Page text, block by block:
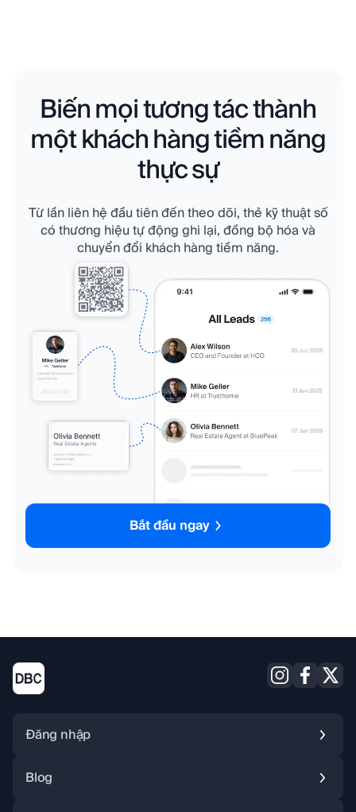
Biến mọi tương tác thành
một khách hàng tiềm năng
thực sự
Từ lần liên hệ đầu tiên đến theo dõi, thẻ kỹ thuật số
có thương hiệu tự động ghi lại, đồng bộ hóa và
chuyển đổi khách hàng tiềm năng.
Bắt đầu ngay
Đăng nhập
Blog